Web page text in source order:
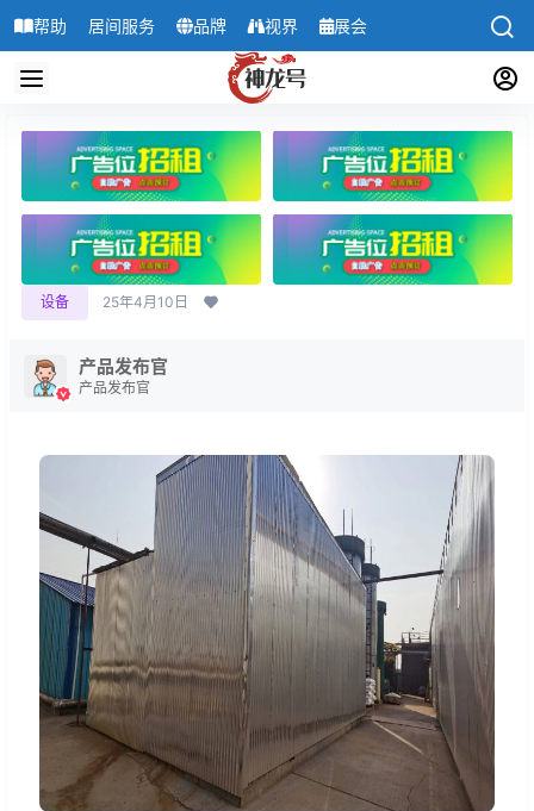
帮助 居间服务 品牌 视界 展会
设备 25年4月10日
产品发布官
产品发布官